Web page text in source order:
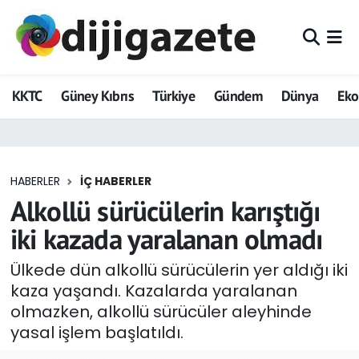
KKTC Güney Kıbrıs Türkiye Gündem Dünya
HABERLER İÇ HABERLER
Alkollü sürücülerin karıştığı
iki kazada yaralanan olmadı
Ülkede dün alkollü sürücülerin yer aldığı iki
kaza yaşandı. Kazalarda yaralanan
olmazken, alkollü sürücüler aleyhinde
yasal işlem başlatıldı.
ADVERTORIAL
Dijigazete
Eğitim
Ekonomi
Foto Galeri
GEZİ
Güncel
Hava Durumu
Trafik Durumu
Tüm Manşetler
Son Dakika Haberleri
Haber Arşivi